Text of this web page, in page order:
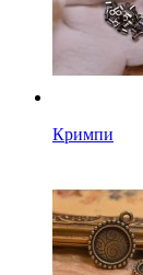
Кримпи